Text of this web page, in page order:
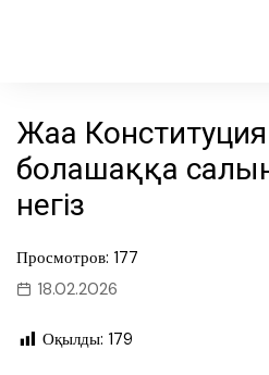
Жаңа
болашаққа
негіз
Просмотров: 177
18.02.2026
Оқылды: 179